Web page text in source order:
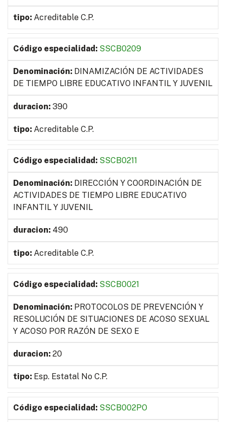
Acreditable C.P.
SSCB0209
DINAMIZACIÓN DE ACTIVIDADES
DE TIEMPO LIBRE EDUCATIVO INFANTIL Y JUVENIL
390
Acreditable C.P.
SSCB0211
DIRECCIÓN Y COORDINACIÓN DE
ACTIVIDADES DE TIEMPO LIBRE EDUCATIVO
INFANTIL Y JUVENIL
490
Acreditable C.P.
SSCB0021
PROTOCOLOS DE PREVENCIÓN Y
RESOLUCIÓN DE SITUACIONES DE ACOSO SEXUAL
Y ACOSO POR RAZÓN DE SEXO E
20
Esp. Estatal No C.P.
SSCB002PO